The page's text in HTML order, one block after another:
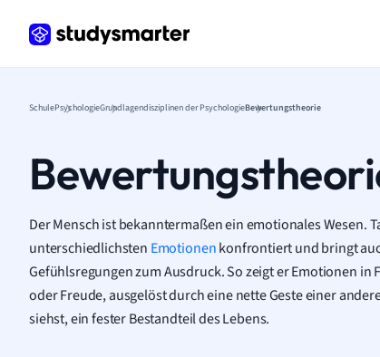
SchulePsychologieGrundlagendisziplinen der PsychologieBewertungstheorie
Der Mensch ist bekanntermaßen ein emotionales Wesen.
unterschiedlichsten Emotionenkonfrontiert und bringt
Gefühlsregungen zum Ausdruck. So zeigt er Emotionen in
oder Freude, ausgelöst durch eine nette Geste einer
siehst, ein fester Bestandteil des Lebens.